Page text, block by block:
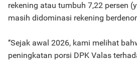
rekening atau tumbuh 7,22 persen
masih didominasi rekening
‘‘Sejak awal 2026, kami melihat
peningkatan porsi DPK Valas